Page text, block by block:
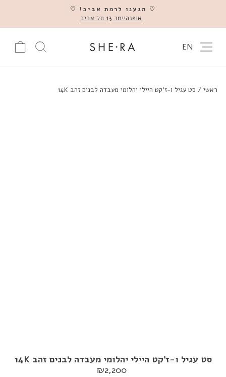
השהה
♡ הגענו לרמת אביב! ♡
אופנהיימר 13 תל אביב
ניווט באתר
EN חיפוש
ראשי / סט עגיל ו-ז'קט היילי יהלומי מעבדה לבנים זהב 14K
סט עגיל ו-ז'קט היילי יהלומי מעבדה לבנים זהב 14K
מחיר
₪2,200